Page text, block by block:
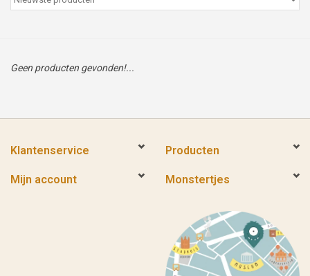
Sales
Merken
Geen producten gevonden!...
Klantenservice Producten
Mijn account Monstertjes